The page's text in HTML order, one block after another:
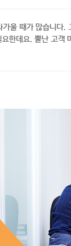
울 때가 많습니다.
한데요. 뿔난 고객